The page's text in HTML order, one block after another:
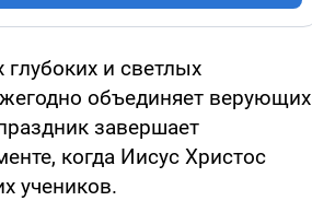
и светлых
объединяет верующих
завершает
когда Иисус Христос
учеников.